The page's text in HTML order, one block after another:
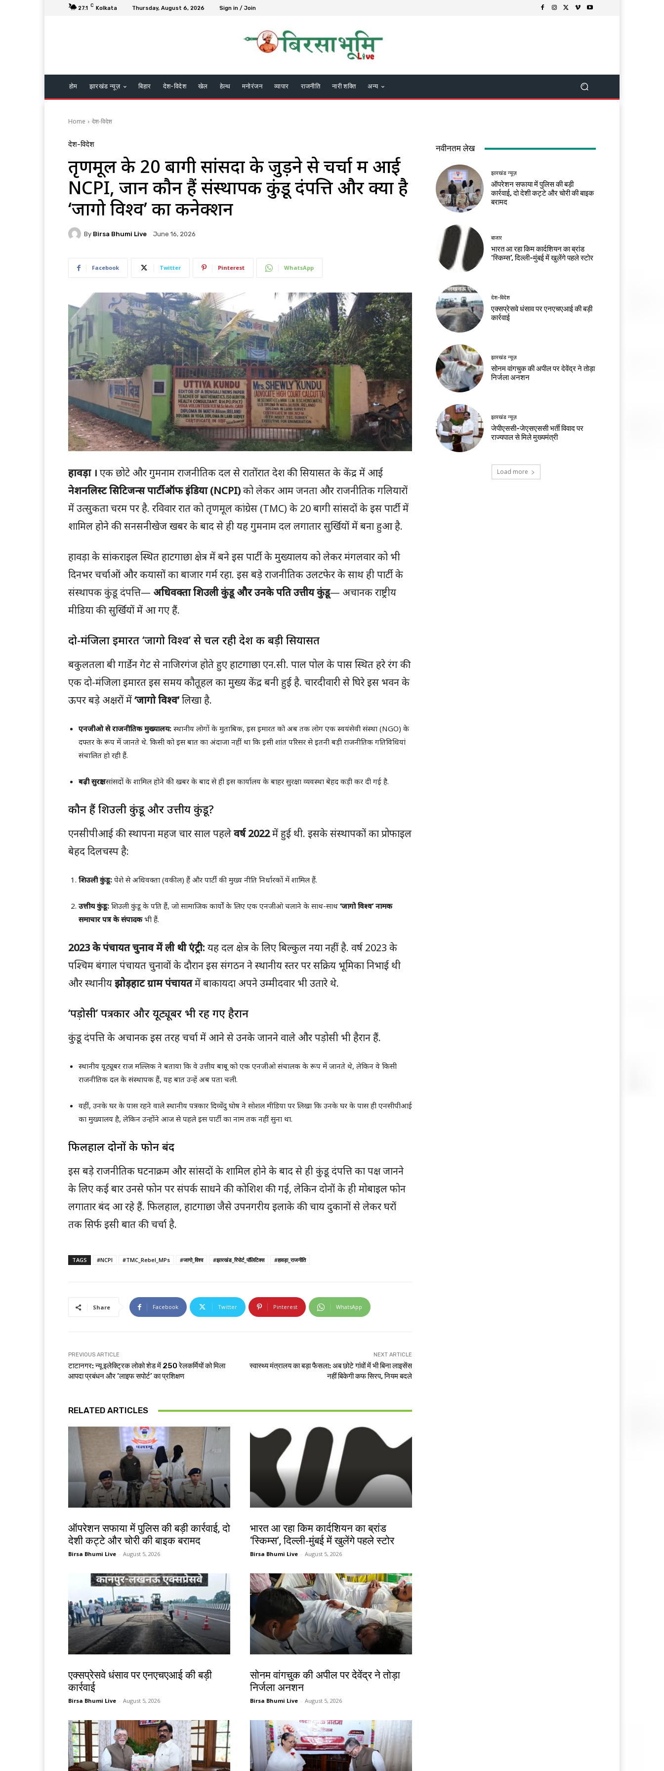
27.1 C Kolkata Thursday, August 6, 2026 Sign in / Join
होम झारखंड न्यूज़ बिहार देश-विदेश खेल हेल्थ मनोरंजन व्यापार राजनीति नारी शक्ति अन्य
Home देश-विदेश
देश-विदेश
तृणमूल के 20 बागी सांसदों के जुड़ने से चर्चा में आई
NCPI, जानें कौन हैं संस्थापक कुंडू दंपत्ति और क्या है
‘जागो विश्व’ का कनेक्शन
By Birsa Bhumi Live June 16, 2026
Facebook Twitter Pinterest WhatsApp
हावड़ा । एक छोटे और गुमनाम राजनीतिक दल से रातोंरात देश की सियासत के केंद्र में आई
नेशनलिस्ट सिटिजन्स पार्टी ऑफ इंडिया (NCPI)को लेकर आम जनता और राजनीतिक गलियारों
में उत्सुकता चरम पर है. रविवार रात को तृणमूल कांग्रेस (TMC) के 20 बागी सांसदों के इस पार्टी में
शामिल होने की सनसनीखेज खबर के बाद से ही यह गुमनाम दल लगातार सुर्खियों में बना हुआ है.
हावड़ा के सांकराइल स्थित हाटगाछा क्षेत्र में बने इस पार्टी के मुख्यालय को लेकर मंगलवार को भी
दिनभर चर्चाओं और कयासों का बाजार गर्म रहा. इस बड़े राजनीतिक उलटफेर के साथ ही पार्टी के
संस्थापक कुंडू दंपत्ति— अधिवक्ता शिउली कुंडू और उनके पति उत्तीय कुंडू— अचानक राष्ट्रीय
मीडिया की सुर्खियों में आ गए हैं.
दो-मंजिला इमारत ‘जागो विश्व’ से चल रही देश की बड़ी सियासत
बकुलतला बी गार्डेन गेट से नाजिरगंज होते हुए हाटगाछा एन.सी. पाल पोल के पास स्थित हरे रंग की
एक दो-मंजिला इमारत इस समय कौतूहल का मुख्य केंद्र बनी हुई है. चारदीवारी से घिरे इस भवन के
ऊपर बड़े अक्षरों में‘जागो विश्व’लिखा है.
एनजीओ से राजनीतिक मुख्यालय: स्थानीय लोगों के मुताबिक, इस इमारत को अब तक लोग एक स्वयंसेवी संस्था (NGO) के
दफ्तर के रूप में जानते थे. किसी को इस बात का अंदाजा नहीं था कि इसी शांत परिसर से इतनी बड़ी राजनीतिक गतिविधियां
संचालित हो रही हैं.
बढ़ी सुरक्षा:सांसदों के शामिल होने की खबर के बाद से ही इस कार्यालय के बाहर सुरक्षा व्यवस्था बेहद कड़ी कर दी गई है.
कौन हैं शिउली कुंडू और उत्तीय कुंडू?
एनसीपीआई की स्थापना महज चार साल पहलेवर्ष 2022में हुई थी. इसके संस्थापकों का प्रोफाइल
बेहद दिलचस्प है:
शिउली कुंडू: पेशे से अधिवक्ता (वकील) हैं और पार्टी की मुख्य नीति निर्धारकों में शामिल हैं.
उत्तीय कुंडू: शिउली कुंडू के पति हैं, जो सामाजिक कार्यों के लिए एक एनजीओ चलाने के साथ-साथ ‘जागो विश्व’ नामक
समाचार पत्र के संपादकभी हैं.
2023 के पंचायत चुनाव में ली थी एंट्री: यह दल क्षेत्र के लिए बिल्कुल नया नहीं है. वर्ष 2023 के
पश्चिम बंगाल पंचायत चुनावों के दौरान इस संगठन ने स्थानीय स्तर पर सक्रिय भूमिका निभाई थी
और स्थानीयझोड़हाट ग्राम पंचायतमें बाकायदा अपने उम्मीदवार भी उतारे थे.
‘पड़ोसी’ पत्रकार और यूट्यूबर भी रह गए हैरान
कुंडू दंपत्ति के अचानक इस तरह चर्चा में आने से उनके जानने वाले और पड़ोसी भी हैरान हैं.
स्थानीय यूट्यूबर राज मल्लिक ने बताया कि वे उत्तीय बाबू को एक एनजीओ संचालक के रूप में जानते थे, लेकिन वे किसी
राजनीतिक दल के संस्थापक हैं, यह बात उन्हें अब पता चली.
वहीं, उनके घर के पास रहने वाले स्थानीय पत्रकार दिव्येंदु घोष ने सोशल मीडिया पर लिखा कि उनके घर के पास ही एनसीपीआई
का मुख्यालय है, लेकिन उन्होंने आज से पहले इस पार्टी का नाम तक नहीं सुना था.
फिलहाल दोनों के फोन बंद
इस बड़े राजनीतिक घटनाक्रम और सांसदों के शामिल होने के बाद से ही कुंडू दंपत्ति का पक्ष जानने
के लिए कई बार उनसे फोन पर संपर्क साधने की कोशिश की गई, लेकिन दोनों के ही मोबाइल फोन
लगातार बंद आ रहे हैं. फिलहाल, हाटगाछा जैसे उपनगरीय इलाके की चाय दुकानों से लेकर घरों
तक सिर्फ इसी बात की चर्चा है.
TAGS #NCPI #TMC_Rebel_MPs #जागो_विश्व #झारखंड_रिपोर्ट_पॉलिटिक्स #हावड़ा_राजनीति
Share Facebook Twitter Pinterest WhatsApp
PREVIOUS ARTICLE
टाटानगर: न्यू इलेक्ट्रिक लोको शेड में 250 रेलकर्मियों को मिला
आपदा प्रबंधन और ‘लाइफ सपोर्ट’ का प्रशिक्षण
NEXT ARTICLE
स्वास्थ्य मंत्रालय का बड़ा फैसला: अब छोटे गांवों में भी बिना लाइसेंस
नहीं बिकेगी कफ सिरप, नियम बदले
RELATED ARTICLES
ऑपरेशन सफाया में पुलिस की बड़ी कार्रवाई, दो
देशी कट्टे और चोरी की बाइक बरामद
Birsa Bhumi Live - August 5, 2026
भारत आ रहा किम कार्दशियन का ब्रांड
‘स्किम्स’, दिल्ली-मुंबई में खुलेंगे पहले स्टोर
Birsa Bhumi Live - August 5, 2026
एक्सप्रेसवे धंसाव पर एनएचएआई की बड़ी
कार्रवाई
Birsa Bhumi Live - August 5, 2026
सोनम वांगचुक की अपील पर देवेंद्र ने तोड़ा
निर्जला अनशन
Birsa Bhumi Live - August 5, 2026
नवीनतम लेख
झारखंड न्यूज़
ऑपरेशन सफाया में पुलिस की बड़ी
कार्रवाई, दो देशी कट्टे और चोरी की बाइक
बरामद
बाजार
भारत आ रहा किम कार्दशियन का ब्रांड
‘स्किम्स’, दिल्ली-मुंबई में खुलेंगे पहले स्टोर
देश-विदेश
एक्सप्रेसवे धंसाव पर एनएचएआई की बड़ी
कार्रवाई
झारखंड न्यूज़
सोनम वांगचुक की अपील पर देवेंद्र ने तोड़ा
निर्जला अनशन
झारखंड न्यूज़
जेपीएससी-जेएसएससी भर्ती विवाद पर
राज्यपाल से मिले मुख्यमंत्री
Load more